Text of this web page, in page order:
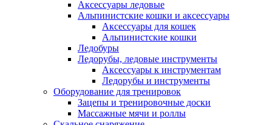
Аксессуары ледовые
Альпинистские кошки и аксессуары
Аксессуары для кошек
Альпинистские кошки
Ледобуры
Ледорубы, ледовые инструменты
Аксессуары к инструментам
Ледорубы и инструменты
Оборудование для тренировок
Зацепы и тренировочные доски
Массажные мячи и роллы